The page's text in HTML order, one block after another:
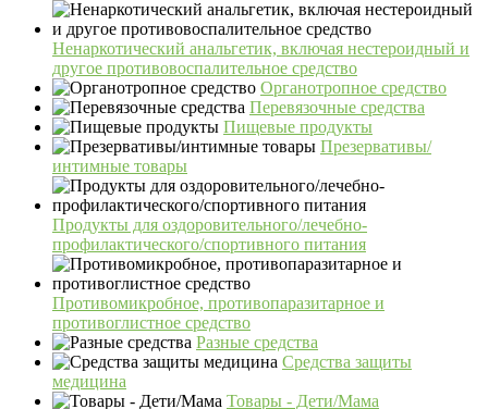
Ненаркотический анальгетик, включая нестероидный и
другое противовоспалительное средство
Органотропное средство
Перевязочные средства
Пищевые продукты
Презервативы/
интимные товары
Продукты для оздоровительного/лечебно-
профилактического/спортивного питания
Противомикробное, противопаразитарное и
противоглистное средство
Разные средства
Средства защиты
медицина
Товары - Дети/Мама